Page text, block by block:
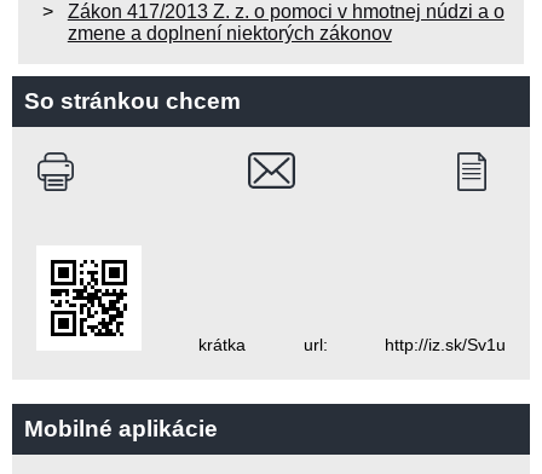
Zákon 417/2013 Z. z. o pomoci v hmotnej núdzi a o
zmene a doplnení niektorých zákonov
So stránkou chcem
krátka url: http://iz.sk/Sv1u
Mobilné aplikácie